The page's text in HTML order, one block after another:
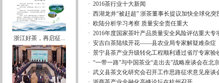
浙江好茶，再启征...
· 2016茶行业十大新闻
· 西湖龙井“被赶超” 浙茶董事长提议加快全球化突
· 欧陆分析学习考察 质量安全责任重大
· 2016年度国家茶叶产品质量安全风险评估重大专
· 安吉白茶陆续开花——县农业局专家解疑难杂症
· 景宁县茶产业升级转化工程顺利通过省厅专家验
· “一带一路”与中国茶业“走出去”战略座谈会在北
· 武义县茶文化研究会召开工作思路征求意见座谈